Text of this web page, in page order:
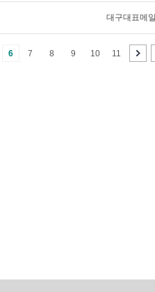
대구대표메일
6 7 8 9 10 11